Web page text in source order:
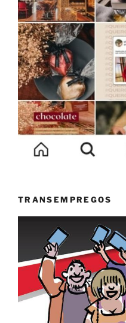
TRANSEMPREGOS